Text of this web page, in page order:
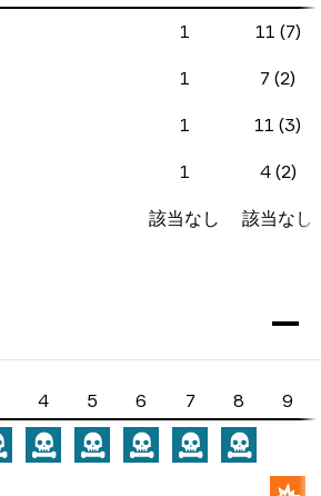
1 11 (7)
1 7 (2)
1 11 (3)
1 4 (2)
該当なし 該当なし
4 5 6 7 8 9